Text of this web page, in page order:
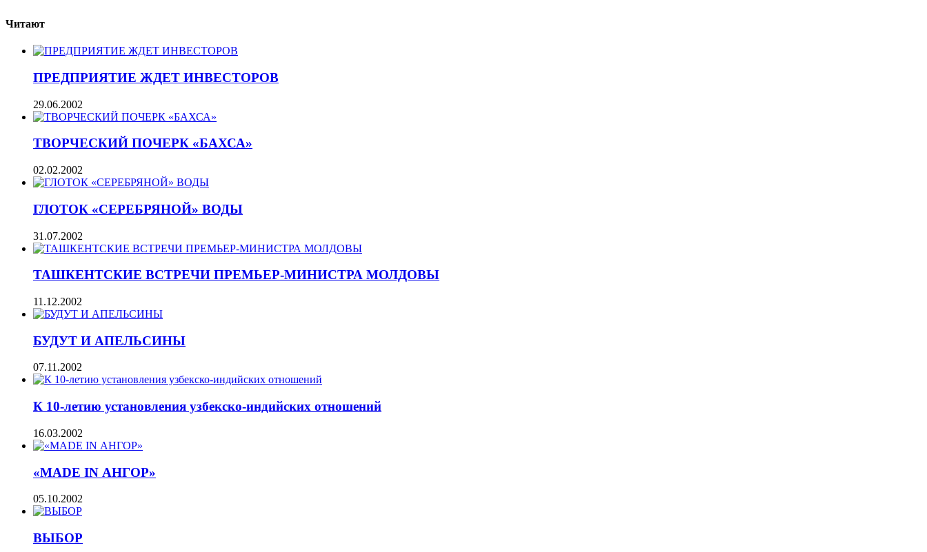
Читают
ПРЕДПРИЯТИЕ ЖДЕТ ИНВЕСТОРОВ
29.06.2002
ТВОРЧЕСКИЙ ПОЧЕРК «БАХСА»
02.02.2002
ГЛОТОК «СЕРЕБРЯНОЙ» ВОДЫ
31.07.2002
ТАШКЕНТСКИЕ ВСТРЕЧИ ПРЕМЬЕР-МИНИСТРА МОЛДОВЫ
11.12.2002
БУДУТ И АПЕЛЬСИНЫ
07.11.2002
К 10-летию установления узбекско-индийских отношений
16.03.2002
«MADE IN АНГОР»
05.10.2002
ВЫБОР